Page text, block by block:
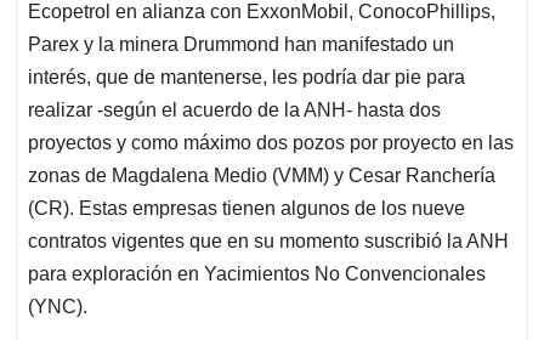
Ecopetrol en alianza con ExxonMobil, ConocoPhillips,
Parex y la minera Drummond han manifestado un
interés, que de mantenerse, les podría dar pie para
realizar -según el acuerdo de la ANH- hasta dos
proyectos y como máximo dos pozos por proyecto en las
zonas de Magdalena Medio (VMM) y Cesar Ranchería
(CR). Estas empresas tienen algunos de los nueve
contratos vigentes que en su momento suscribió la ANH
para exploración en Yacimientos No Convencionales
(YNC).